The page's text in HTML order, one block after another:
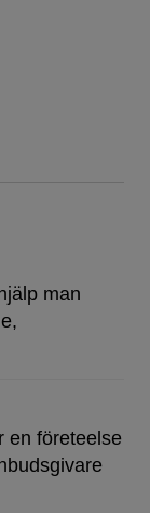
man
en företeelse